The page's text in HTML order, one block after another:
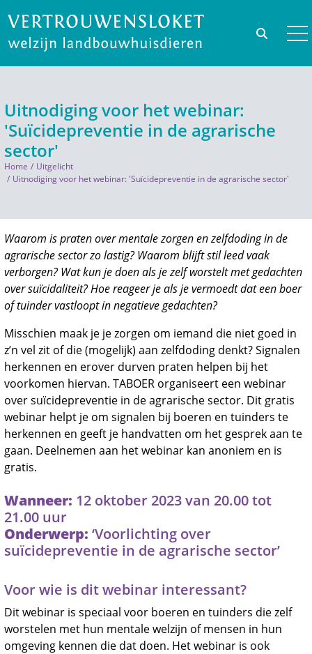
Uitnodiging voor het webinar:
'Suïcidepreventie in de agrarische
sector'
Home
Uitgelicht
Uitnodiging voor het webinar: 'Suïcidepreventie in de agrarische sector'
Waarom is praten over mentale zorgen en zelfdoding in de
agrarische sector zo lastig? Waarom blijft stil leed vaak
verborgen? Wat kun je doen als je zelf worstelt met gedachten
over suïcidaliteit? Hoe reageer je als je vermoedt dat een boer
of tuinder vastloopt in negatieve gedachten?
Misschien maak je je zorgen om iemand die niet goed in
z’n vel zit of die (mogelijk) aan zelfdoding denkt? Signalen
herkennen en erover durven praten helpen bij het
voorkomen hiervan. TABOER organiseert een webinar
over suïcidepreventie in de agrarische sector. Dit gratis
webinar helpt je om signalen bij boeren en tuinders te
herkennen en geeft je handvatten om het gesprek aan te
gaan. Deelnemen aan het webinar kan anoniem en is
gratis.
Wanneer: 12 oktober 2023 van 20.00 tot
21.00 uur
Onderwerp: ‘Voorlichting over
suïcidepreventie in de agrarische sector’
Voor wie is dit webinar interessant?
Dit webinar is speciaal voor boeren en tuinders die zelf
worstelen met hun mentale welzijn of mensen in hun
omgeving kennen die dat doen. Het webinar is ook